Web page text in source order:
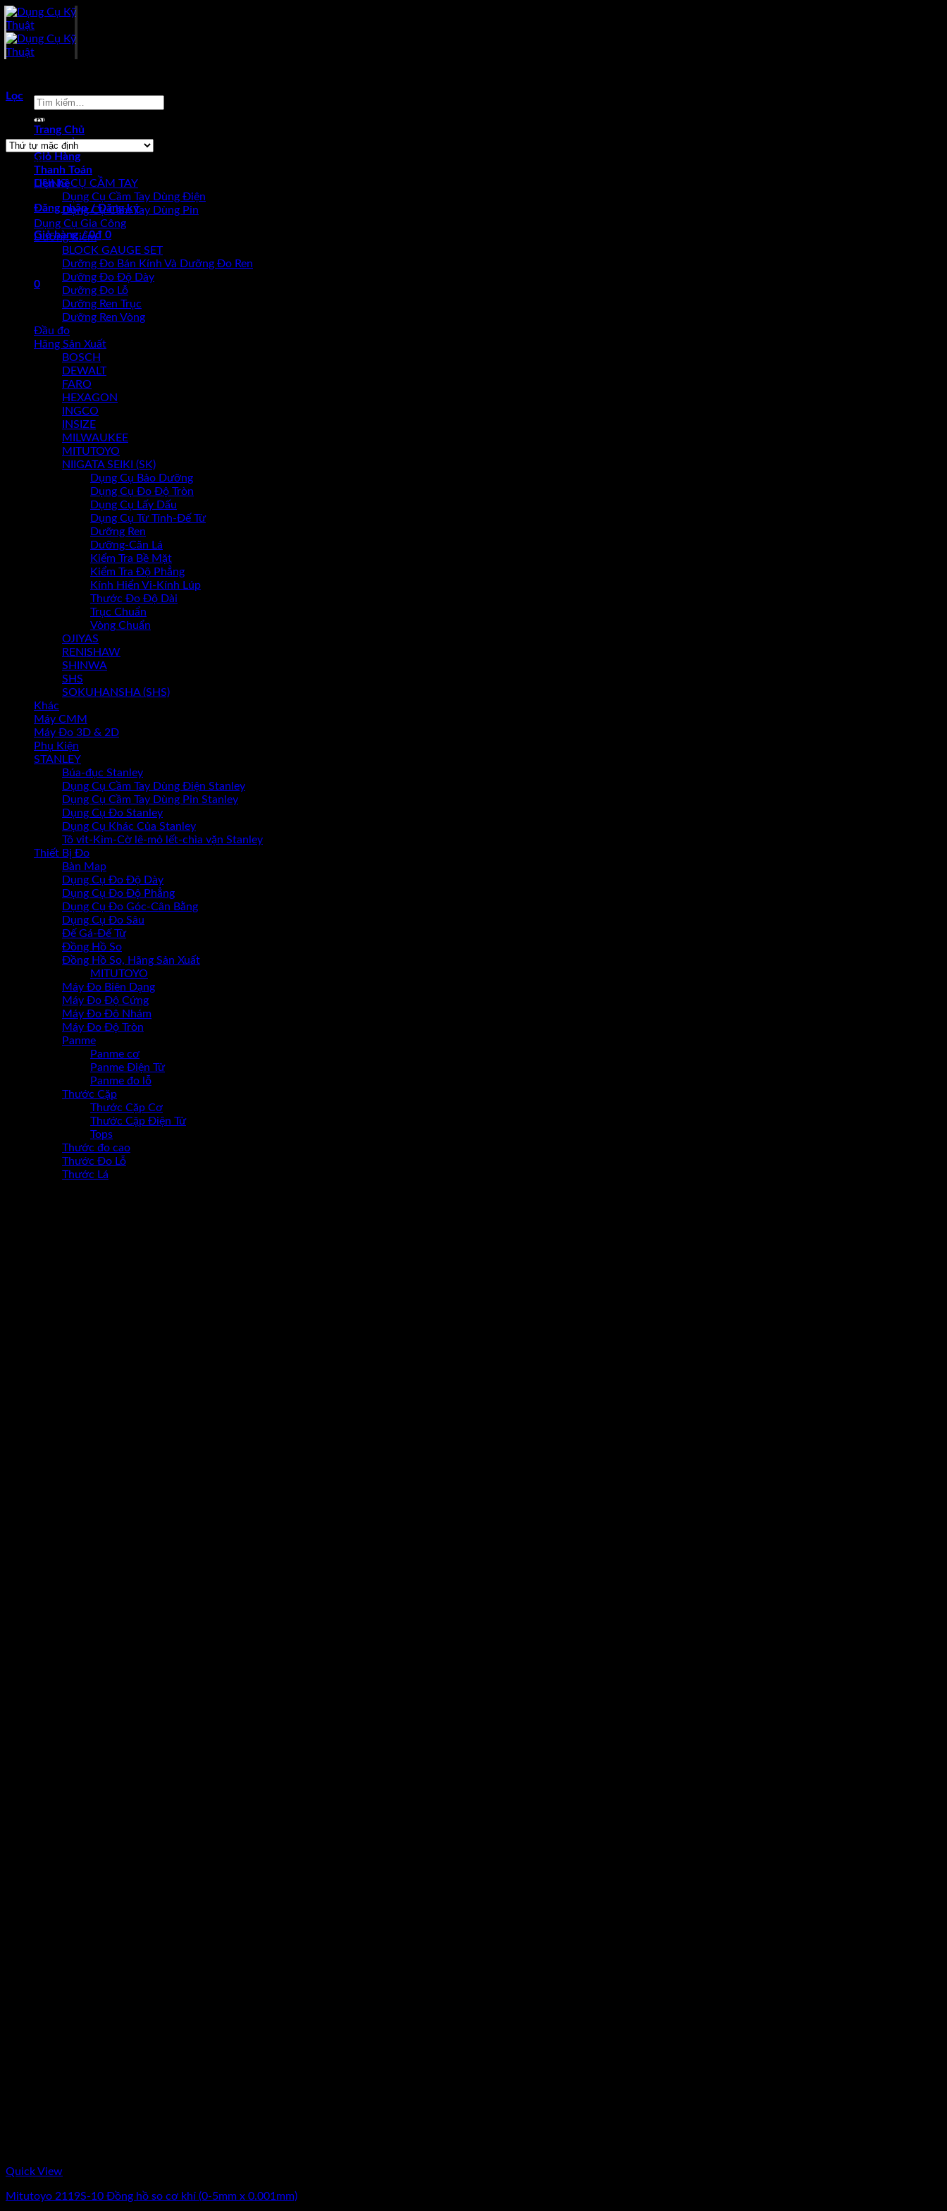
Skip
to
content
Tìm
Trang Chủ
Sản Phẩm
Giỏ Hàng
Thanh Toán
Liên hệ
Đăng nhập / Đăng ký
Giỏ hàng /0₫ 0
Chưa có sản phẩm trong giỏ hàng.
0
Giỏ hàng
Chưa có sản phẩm trong giỏ hàng.
Lọc
Hiển thị kết quả duy nhất
Browse
DỤNG CỤ CẦM TAY
Dụng Cụ Cầm Tay Dùng Điện
Dụng Cụ Cầm Tay Dùng Pin
Dụng Cụ Gia Công
Dưỡng Kiểm
BLOCK GAUGE SET
Dưỡng Đo Bán Kính Và Dưỡng Đo Ren
Dưỡng Đo Độ Dày
Dưỡng Đo Lỗ
Dưỡng Ren Trục
Dưỡng Ren Vòng
Đầu đo
Hãng Sản Xuất
BOSCH
DEWALT
FARO
HEXAGON
INGCO
INSIZE
MILWAUKEE
MITUTOYO
NIIGATA SEIKI (SK)
Dụng Cụ Bảo Dưỡng
Dụng Cụ Đo Độ Tròn
Dụng Cụ Lấy Dấu
Dụng Cụ Từ Tính-Đế Từ
Dưỡng Ren
Dưỡng-Căn Lá
Kiểm Tra Bề Mặt
Kiểm Tra Độ Phẳng
Kính Hiển Vi-Kính Lúp
Thước Đo Độ Dài
Trục Chuẩn
Vòng Chuẩn
OJIYAS
RENISHAW
SHINWA
SHS
SOKUHANSHA (SHS)
Khác
Máy CMM
Máy Đo 3D & 2D
Phụ Kiện
STANLEY
Búa-đục Stanley
Dụng Cụ Cầm Tay Dùng Điện Stanley
Dụng Cụ Cầm Tay Dùng Pin Stanley
Dụng Cụ Đo Stanley
Dụng Cụ Khác Của Stanley
Tô vit-Kìm-Cờ lê-mỏ lết-chìa vặn Stanley
Thiết Bị Đo
Bàn Map
Dụng Cụ Đo Độ Dày
Dụng Cụ Đo Độ Phẳng
Dụng Cụ Đo Góc-Cân Bằng
Dụng Cụ Đo Sâu
Đế Gá-Đế Từ
Đồng Hồ So
Đồng Hồ So, Hãng Sản Xuất
MITUTOYO
Máy Đo Biên Dạng
Máy Đo Độ Cứng
Máy Đo Đô Nhám
Máy Đo Độ Tròn
Panme
Panme cơ
Panme Điện Tử
Panme đo lỗ
Thước Cặp
Thước Cặp Cơ
Thước Cặp Điện Tử
Tops
Thước đo cao
Thước Đo Lỗ
Thước Lá
Quick View
Mitutoyo 2119S-10 Đồng hồ so cơ khí (0-5mm x 0.001mm)